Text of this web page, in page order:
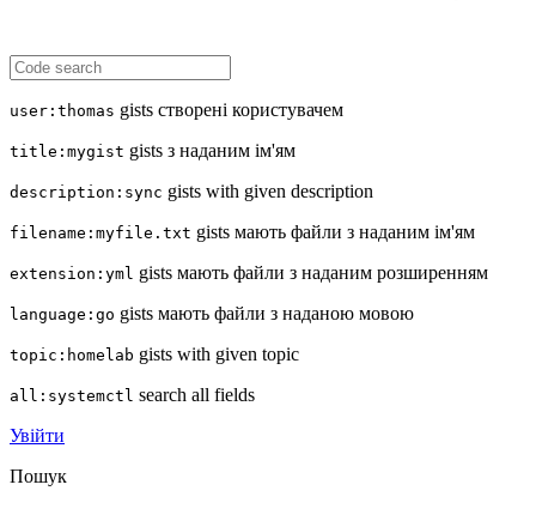
user:thomas gists створені користувачем
title:mygist gists з наданим ім'ям
description:sync gists with given description
filename:myfile.txt gists мають файли з наданим ім'ям
extension:yml gists мають файли з наданим розширенням
language:go gists мають файли з наданою мовою
topic:homelab gists with given topic
all:systemctl search all fields
Увійти
Пошук